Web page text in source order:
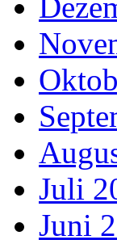
Juli
Juni